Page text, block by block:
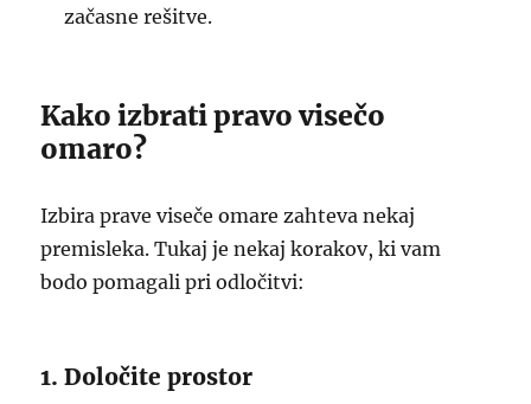
začasne rešitve.
Kako izbrati pravo visečo
omaro?
Izbira prave viseče omare zahteva nekaj
premisleka. Tukaj je nekaj korakov, ki vam
bodo pomagali pri odločitvi:
1. Določite prostor